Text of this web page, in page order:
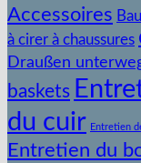
Accessoires
à cirer à chaussures
Draußen
baskets
du cuir Entretien
Entretien du